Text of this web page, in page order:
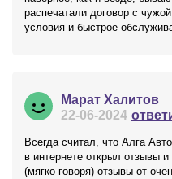
распечатали договор с
условия и быстрое
Марат Халитов
22-06-2024
Всегда считал, что Алга
в интернете открыл отзывы
(мягко говоря) отзывы от